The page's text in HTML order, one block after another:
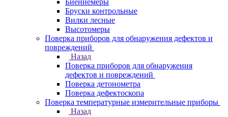
Биениемеры
Бруски контрольные
Вилки лесные
Высотомеры
Поверка приборов для обнаружения дефектов и
повреждений
Назад
Поверка приборов для обнаружения
дефектов и повреждений
Поверка детонометра
Поверка дефектоскопа
Поверка температурные измерительные приборы
Назад